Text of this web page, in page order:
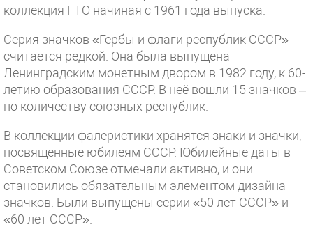
коллекция ГТО начиная с 1961 года выпуска.
Серия значков «Гербы и флаги республик СССР»
считается редкой. Она была выпущена
Ленинградским монетным двором в 1982 году, к 60-
летию образования СССР. В неё вошли 15 значков –
по количеству союзных республик.
В коллекции фалеристики хранятся знаки и значки,
посвящённые юбилеям СССР. Юбилейные даты в
Советском Союзе отмечали активно, и они
становились обязательным элементом дизайна
значков. Были выпущены серии «50 лет СССР» и
«60 лет СССР».